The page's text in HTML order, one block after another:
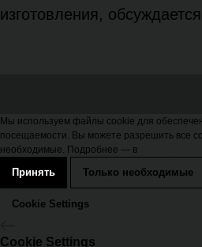
изготовления,
Мы используем файлы cookie для
посещаемости. Вы можете разрешить все
необходимые. Подробнее — в
Принять Только необходимые
Cookie Settings
Cookie Settings